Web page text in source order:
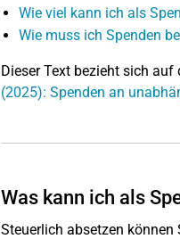
Wie viel kann ich als
Wie muss ich Spenden
Dieser Text bezieht sich auf
(2025): Spenden an
Was kann ich als
Steuerlich absetzen